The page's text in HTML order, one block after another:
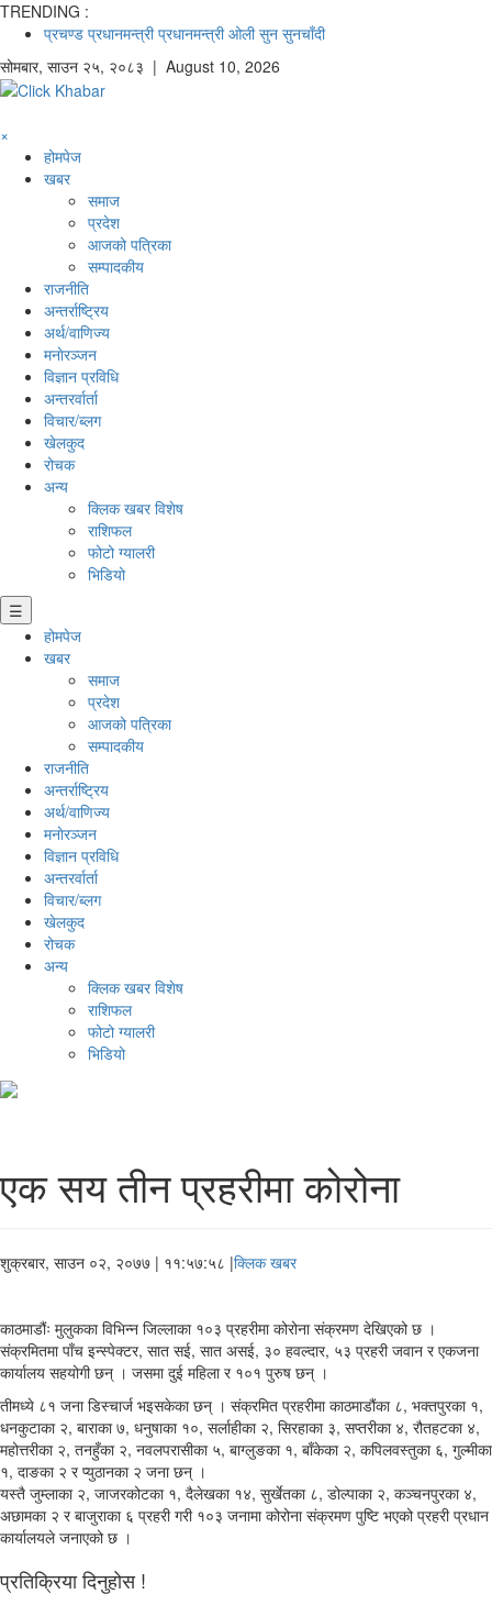
TRENDING :
प्रचण्ड प्रधानमन्त्री प्रधानमन्त्री ओली सुन सुनचाँदी
सोमबार, साउन २५, २०८३ | August 10, 2026
×
होमपेज
खबर
समाज
प्रदेश
आजको पत्रिका
सम्पादकीय
राजनीति
अन्तर्राष्ट्रिय
अर्थ/वाणिज्य
मनाेरञ्जन
विज्ञान प्रविधि
अन्तरर्वार्ता
विचार/ब्लग
खेलकुद
रोचक
अन्य
क्लिक खबर विशेष
राशिफल
फोटो ग्यालरी
भिडियो
☰
होमपेज
खबर
समाज
प्रदेश
आजको पत्रिका
सम्पादकीय
राजनीति
अन्तर्राष्ट्रिय
अर्थ/वाणिज्य
मनाेरञ्जन
विज्ञान प्रविधि
अन्तरर्वार्ता
विचार/ब्लग
खेलकुद
रोचक
अन्य
क्लिक खबर विशेष
राशिफल
फोटो ग्यालरी
भिडियो
एक सय तीन प्रहरीमा कोरोना
शुक्रबार, साउन ०२, २०७७ | ११:५७:५८ |क्लिक खबर
काठमाडौंः मुलुकका विभिन्‍न जिल्लाका १०३ प्रहरीमा कोरोना संक्रमण देखिएको छ ।
संक्रमितमा पाँच इन्स्पेक्टर, सात सई, सात असई, ३० हवल्दार, ५३ प्रहरी जवान र एकजना
कार्यालय सहयोगी छन् । जसमा दुई महिला र १०१ पुरुष छन् ।
तीमध्ये ८१ जना डिस्चार्ज भइसकेका छन् । संक्रमित प्रहरीमा काठमाडौंका ८, भक्तपुरका १,
धनकुटाका २, बाराका ७, धनुषाका १०, सर्लाहीका २, सिरहाका ३, सप्तरीका ४, रौतहटका ४,
महोत्तरीका २, तनहुँका २, नवलपरासीका ५, बाग्लुङका १, बाँकेका २, कपिलवस्तुका ६, गुल्मीका
१, दाङका २ र प्युठानका २ जना छन् ।
यस्तै जुम्लाका २, जाजरकोटका १, दैलेखका १४, सुर्खेतका ८, डोल्पाका २, कञ्‍चनपुरका ४,
अछामका २ र बाजुराका ६ प्रहरी गरी १०३ जनामा कोरोना संक्रमण पुष्टि भएको प्रहरी प्रधान
कार्यालयले जनाएको छ ।
प्रतिक्रिया दिनुहोस !